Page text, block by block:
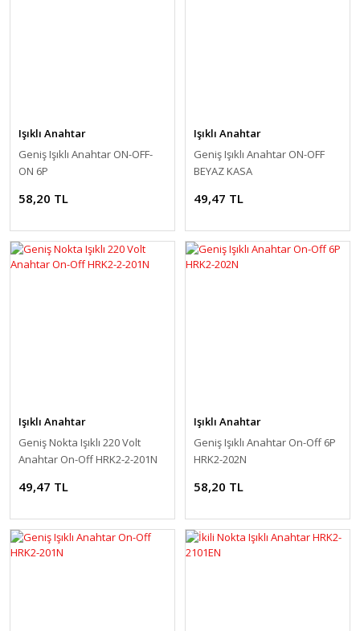
Işıklı Anahtar
Geniş Işıklı Anahtar ON-OFF-
ON 6P
58,20 TL
Işıklı Anahtar
Geniş Işıklı Anahtar ON-OFF
BEYAZ KASA
49,47 TL
Işıklı Anahtar
Geniş Nokta Işıklı 220 Volt
Anahtar On-Off HRK2-2-201N
49,47 TL
Işıklı Anahtar
Geniş Işıklı Anahtar On-Off 6P
HRK2-202N
58,20 TL